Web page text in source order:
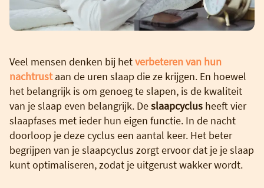
Veel mensen denken bij hetverbeteren van hun
nachtrustaan de uren slaap die ze krijgen. En hoewel
het belangrijk is om genoeg te slapen, is de kwaliteit
van je slaap even belangrijk. Deslaapcyclus heeft vier
slaapfases met ieder hun eigen functie. In de nacht
doorloop je deze cyclus een aantal keer. Het beter
begrijpen van je slaapcyclus zorgt ervoor dat je je slaap
kunt optimaliseren, zodat je uitgerust wakker wordt.